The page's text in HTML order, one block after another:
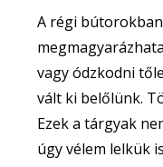
A régi
vagy ódzkodni
vált ki belőlünk.
Ezek a tárgyak
úgy vélem lelkük